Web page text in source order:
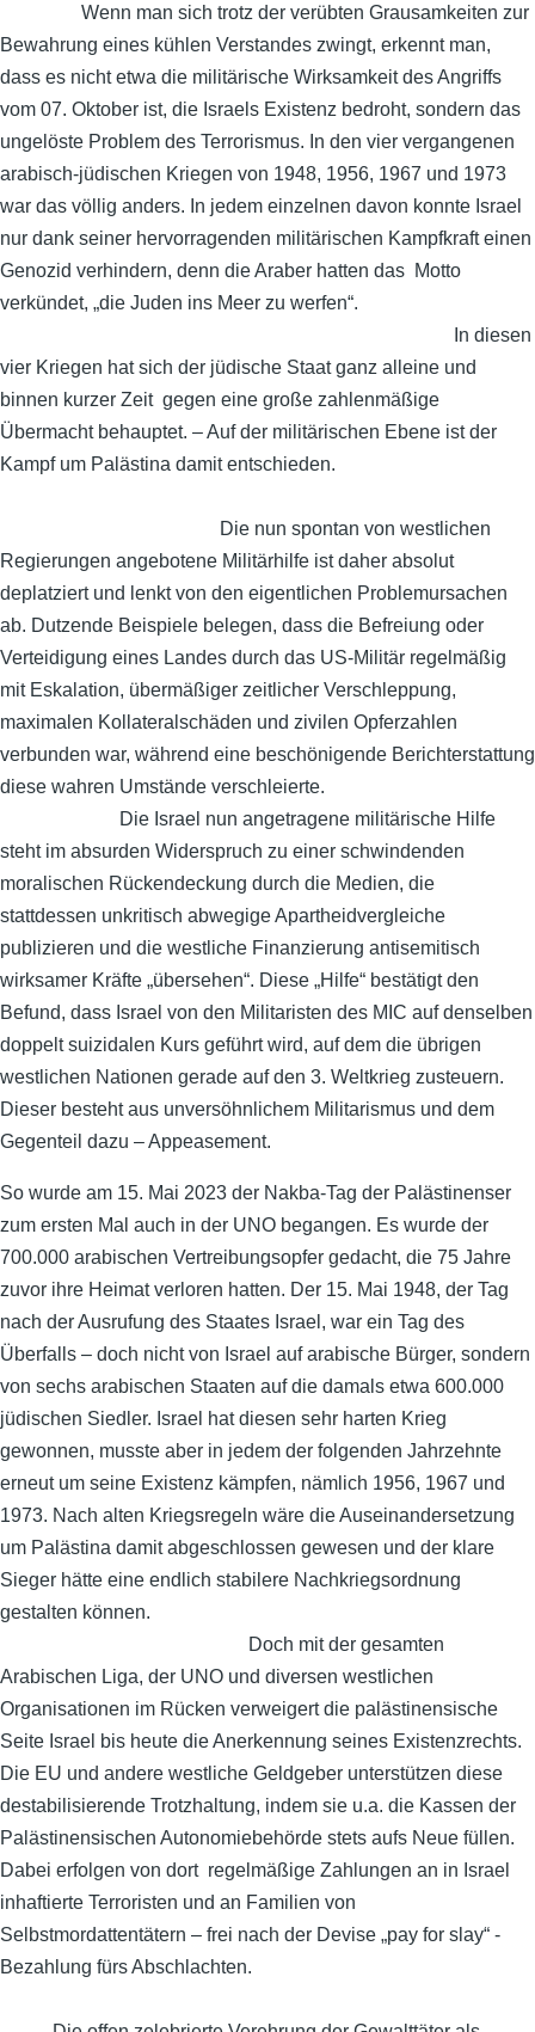
Wenn man sich trotz der verübten Grausamkeiten zur
Bewahrung eines kühlen Verstandes zwingt, erkennt man,
dass es nicht etwa die militärische Wirksamkeit des Angriffs
vom 07. Oktober ist, die Israels Existenz bedroht, sondern das
ungelöste Problem des Terrorismus. In den vier vergangenen
arabisch-jüdischen Kriegen von 1948, 1956, 1967 und 1973
war das völlig anders. In jedem einzelnen davon konnte Israel
nur dank seiner hervorragenden militärischen Kampfkraft einen
Genozid verhindern, denn die Araber hatten das Motto
verkündet, „die Juden ins Meer zu werfen“.
In diesen
vier Kriegen hat sich der jüdische Staat ganz alleine und
binnen kurzer Zeit gegen eine große zahlenmäßige
Übermacht behauptet. – Auf der militärischen Ebene ist der
Kampf um Palästina damit entschieden.
Die nun spontan von westlichen
Regierungen angebotene Militärhilfe ist daher absolut
deplatziert und lenkt von den eigentlichen Problemursachen
ab. Dutzende Beispiele belegen, dass die Befreiung oder
Verteidigung eines Landes durch das US-Militär regelmäßig
mit Eskalation, übermäßiger zeitlicher Verschleppung,
maximalen Kollateralschäden und zivilen Opferzahlen
verbunden war, während eine beschönigende Berichterstattung
diese wahren Umstände verschleierte.
Die Israel nun angetragene militärische Hilfe
steht im absurden Widerspruch zu einer schwindenden
moralischen Rückendeckung durch die Medien, die
stattdessen unkritisch abwegige Apartheidvergleiche
publizieren und die westliche Finanzierung antisemitisch
wirksamer Kräfte „übersehen“. Diese „Hilfe“ bestätigt den
Befund, dass Israel von den Militaristen des MIC auf denselben
doppelt suizidalen Kurs geführt wird, auf dem die übrigen
westlichen Nationen gerade auf den 3. Weltkrieg zusteuern.
Dieser besteht aus unversöhnlichem Militarismus und dem
Gegenteil dazu – Appeasement.
So wurde am 15. Mai 2023 der Nakba-Tag der Palästinenser
zum ersten Mal auch in der UNO begangen. Es wurde der
700.000 arabischen Vertreibungsopfer gedacht, die 75 Jahre
zuvor ihre Heimat verloren hatten. Der 15. Mai 1948, der Tag
nach der Ausrufung des Staates Israel, war ein Tag des
Überfalls – doch nicht von Israel auf arabische Bürger, sondern
von sechs arabischen Staaten auf die damals etwa 600.000
jüdischen Siedler. Israel hat diesen sehr harten Krieg
gewonnen, musste aber in jedem der folgenden Jahrzehnte
erneut um seine Existenz kämpfen, nämlich 1956, 1967 und
1973. Nach alten Kriegsregeln wäre die Auseinandersetzung
um Palästina damit abgeschlossen gewesen und der klare
Sieger hätte eine endlich stabilere Nachkriegsordnung
gestalten können.
Doch mit der gesamten
Arabischen Liga, der UNO und diversen westlichen
Organisationen im Rücken verweigert die palästinensische
Seite Israel bis heute die Anerkennung seines Existenzrechts.
Die EU und andere westliche Geldgeber unterstützen diese
destabilisierende Trotzhaltung, indem sie u.a. die Kassen der
Palästinensischen Autonomiebehörde stets aufs Neue füllen.
Dabei erfolgen von dort regelmäßige Zahlungen an in Israel
inhaftierte Terroristen und an Familien von
Selbstmordattentätern – frei nach der Devise „pay for slay“ -
Bezahlung fürs Abschlachten.